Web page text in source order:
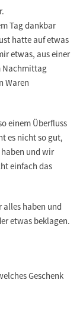
Tag dankbar
hatte auf etwas
etwas, aus einer
Nachmittag
Waren
einem Überfluss
es nicht so gut,
haben und wir
einfach das
alles haben und
etwas beklagen.
Geschenk